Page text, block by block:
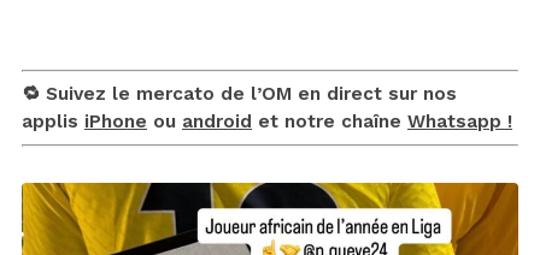
🔁 Suivez le mercato de l’OM en direct sur nos
applis iPhone ou android et notre chaîne Whatsapp !